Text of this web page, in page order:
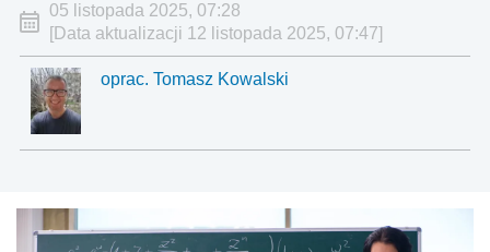
05 listopada 2025, 07:28
[Data aktualizacji 12 listopada 2025, 07:47]
oprac. Tomasz Kowalski